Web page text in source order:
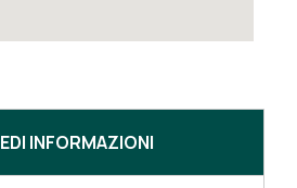
INFORMAZIONI